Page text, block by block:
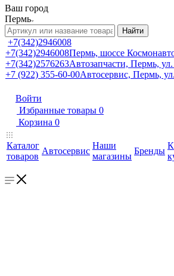
Ваш город
Пермь
Найти
+7(342)2946008
+7(342)2946008Пермь, шоссе
+7(342)2576263Автозапчасти, Пермь,
+7 (922) 355-60-00Автосервис, Пермь,
Войти
Избранные товары 0
Корзина 0
Каталог
товаров
Автосервис
Наши
магазины
Бренды